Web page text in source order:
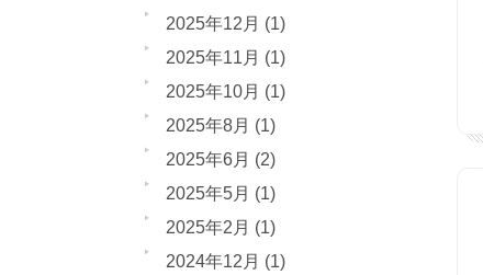
2025年12月 (1)
2025年11月 (1)
2025年10月 (1)
2025年8月 (1)
2025年6月 (2)
2025年5月 (1)
2025年2月 (1)
2024年12月 (1)